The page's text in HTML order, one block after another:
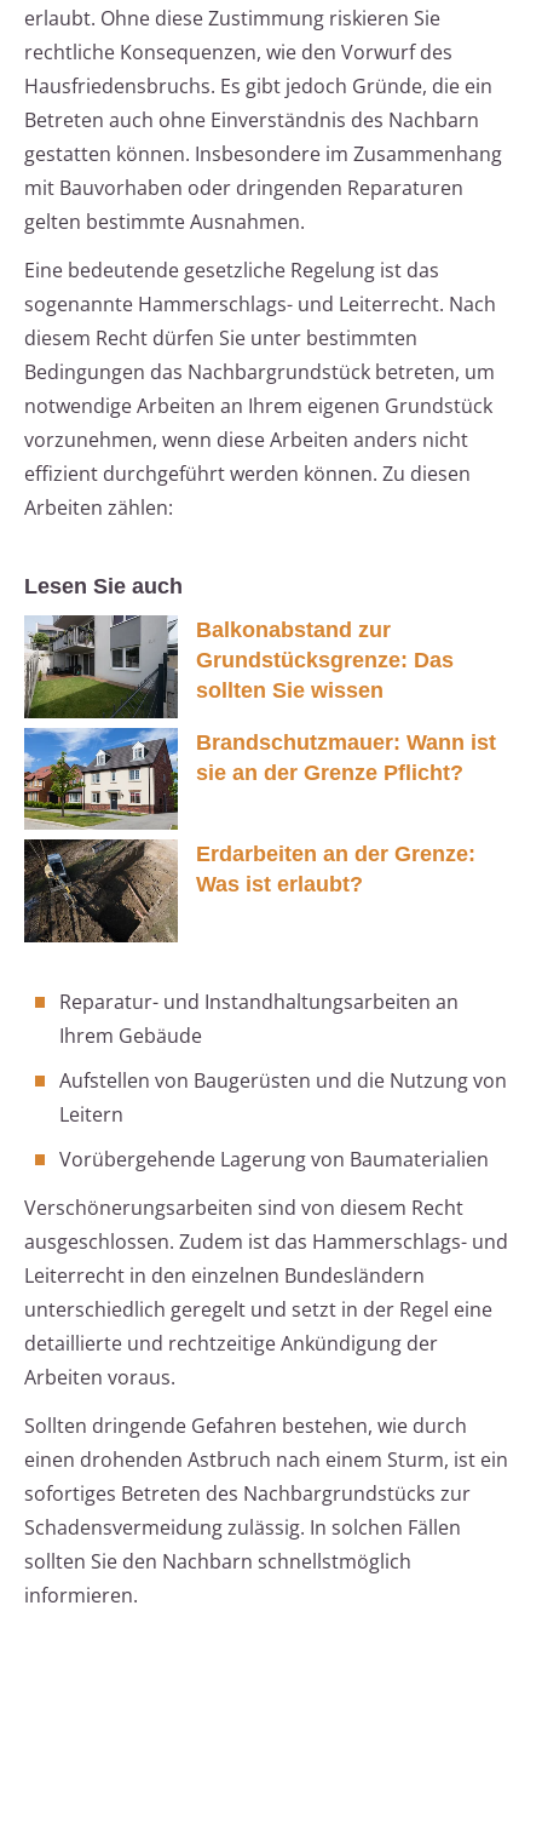
erlaubt. Ohne diese Zustimmung riskieren Sie
rechtliche Konsequenzen, wie den Vorwurf des
Hausfriedensbruchs. Es gibt jedoch Gründe, die ein
Betreten auch ohne Einverständnis des Nachbarn
gestatten können. Insbesondere im Zusammenhang
mit Bauvorhaben oder dringenden Reparaturen
gelten bestimmte Ausnahmen.
Eine bedeutende gesetzliche Regelung ist das
sogenannte Hammerschlags- und Leiterrecht. Nach
diesem Recht dürfen Sie unter bestimmten
Bedingungen das Nachbargrundstück betreten, um
notwendige Arbeiten an Ihrem eigenen Grundstück
vorzunehmen, wenn diese Arbeiten anders nicht
effizient durchgeführt werden können. Zu diesen
Arbeiten zählen:
Lesen Sie auch
Balkonabstand zur
Grundstücksgrenze: Das
sollten Sie wissen
Brandschutzmauer: Wann ist
sie an der Grenze Pflicht?
Erdarbeiten an der Grenze:
Was ist erlaubt?
Reparatur- und Instandhaltungsarbeiten an
Ihrem Gebäude
Aufstellen von Baugerüsten und die Nutzung von
Leitern
Vorübergehende Lagerung von Baumaterialien
Verschönerungsarbeiten sind von diesem Recht
ausgeschlossen. Zudem ist das Hammerschlags- und
Leiterrecht in den einzelnen Bundesländern
unterschiedlich geregelt und setzt in der Regel eine
detaillierte und rechtzeitige Ankündigung der
Arbeiten voraus.
Sollten dringende Gefahren bestehen, wie durch
einen drohenden Astbruch nach einem Sturm, ist ein
sofortiges Betreten des Nachbargrundstücks zur
Schadensvermeidung zulässig. In solchen Fällen
sollten Sie den Nachbarn schnellstmöglich
informieren.